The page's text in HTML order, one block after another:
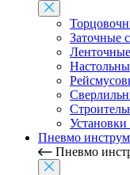
Заточные
Пневмо
Пневмо